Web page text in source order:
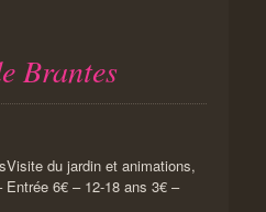
Brantes
Visite du jardin et animations,
6€ – 12-18 ans 3€ –